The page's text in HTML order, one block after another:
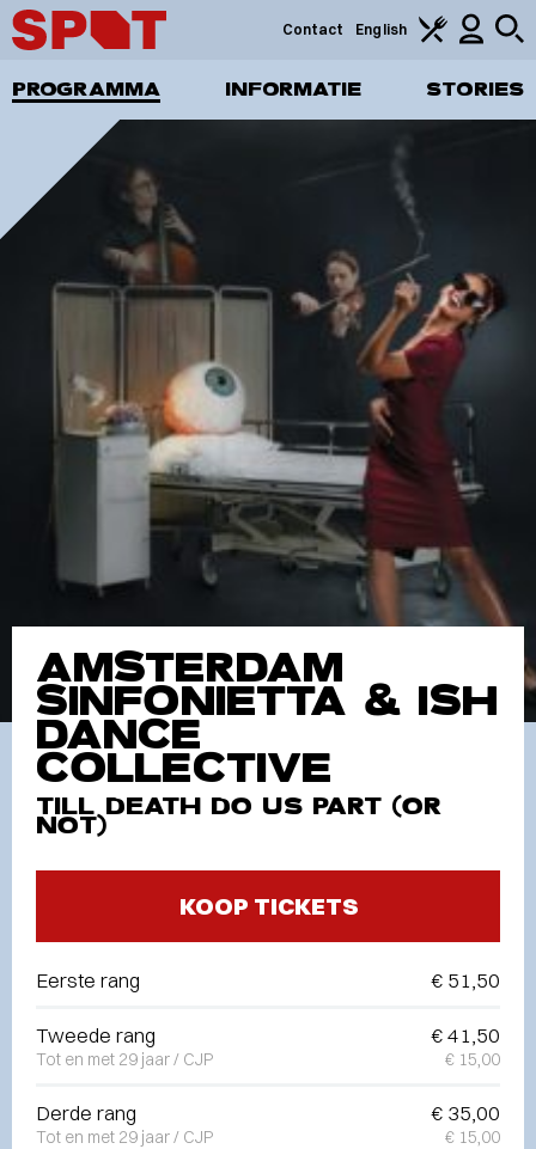
PROGRAMMA INFORMATIE STORIES
Contact English
AMSTERDAM
SINFONIETTA & ISH
DANCE
COLLECTIVE
TILL DEATH DO US PART (OR
NOT)
KOOP TICKETS
Eerste rang € 51,50
Tweede rang € 41,50
Tot en met 29 jaar / CJP € 15,00
Derde rang € 35,00
Tot en met 29 jaar / CJP € 15,00